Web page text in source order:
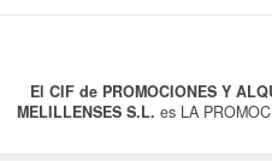
El CIF de PROMOCIONES Y
MELILLENSES S.L. es LA
EXPLOTACIONES TURISTICAS
URBANOS, EXCEPTO y fue